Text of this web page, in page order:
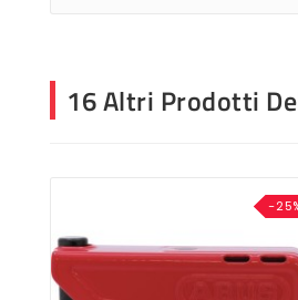
16 Altri Prodotti
-